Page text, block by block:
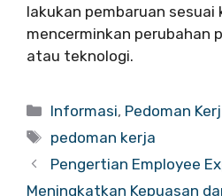
lakukan pembaruan
mencerminkan perubahan
atau teknologi.
Categories
Informasi, Pedoman
Tags
pedoman kerja
Pengertian Employee
Meningkatkan Kepuasan